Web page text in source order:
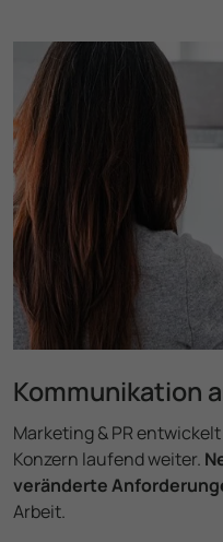
Kom­muni­ka­ti­on
Marketing & PR
Konzern laufend weiter.
veränderte
Arbeit.